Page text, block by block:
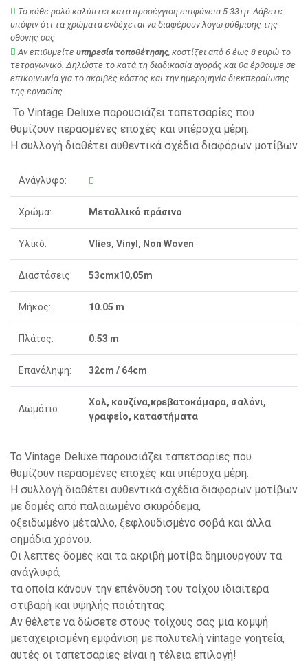
Το κάθε ρολό καλύπτει κατά προσέγγιση επιφάνεια 5.33τμ. Λάβετε
υπόψιν ότι τα χρώματα ενδέχεται να διαφέρουν λόγω ρύθμισης της
οθόνης σας
Αν επιθυμείτε υπηρεσία τοποθέτησης, κοστίζει από 6 έως 8 ευρώ το
τετραγωνικό. Δηλώστε το κατά τη διαδικασία αγοράς και θα έρθουμε σε
επικοινωνία για το ακριβές κόστος και την ημερομηνία διεκπεραίωσης
της εργασίας.
Το Vintage Deluxe παρουσιάζει ταπετσαρίες που
θυμίζουν περασμένες εποχές και υπέροχα μέρη.
Η συλλογή διαθέτει αυθεντικά σχέδια διαφόρων μοτίβων
Ανάγλυφο:
Χρώμα: Μεταλλικό πράσινο
Υλικό: Vlies, Vinyl, Non Woven
Διαστάσεις: 53cmx10,05m
Μήκος: 10.05 m
Πλάτος: 0.53 m
Επανάληψη: 32cm / 64cm
Δωμάτιο:
Χολ, κουζίνα,κρεβατοκάμαρα, σαλόνι,
γραφείο, καταστήματα
Το Vintage Deluxe παρουσιάζει ταπετσαρίες που
θυμίζουν περασμένες εποχές και υπέροχα μέρη.
Η συλλογή διαθέτει αυθεντικά σχέδια διαφόρων μοτίβων
με δομές από παλαιωμένο σκυρόδεμα,
οξειδωμένο μέταλλο, ξεφλουδισμένο σοβά και άλλα
σημάδια χρόνου.
Οι λεπτές δομές και τα ακριβή μοτίβα δημιουργούν τα
ανάγλυφά,
τα οποία κάνουν την επένδυση του τοίχου ιδιαίτερα
στιβαρή και υψηλής ποιότητας.
Αν θέλετε να δώσετε στους τοίχους σας μια κομψή
μεταχειρισμένη εμφάνιση με πολυτελή vintage γοητεία,
αυτές οι ταπετσαρίες είναι η τέλεια επιλογή!